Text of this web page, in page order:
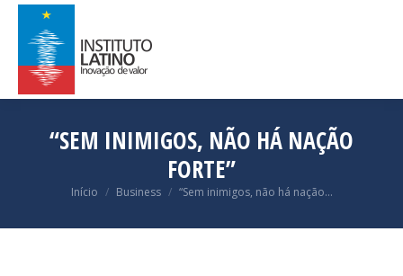
“SEM INIMIGOS, NÃO HÁ NAÇÃO
FORTE”
Você está aqui:
Início Business “Sem inimigos, não há nação…